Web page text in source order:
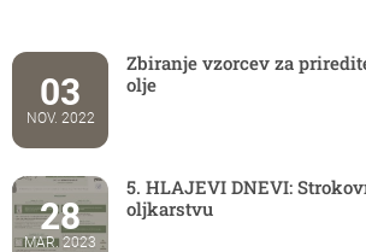
03
NOV. 2022
Zbiranje vzorcev za
olje
28
MAR. 2023
5. HLAJEVI DNEVI:
oljkarstvu